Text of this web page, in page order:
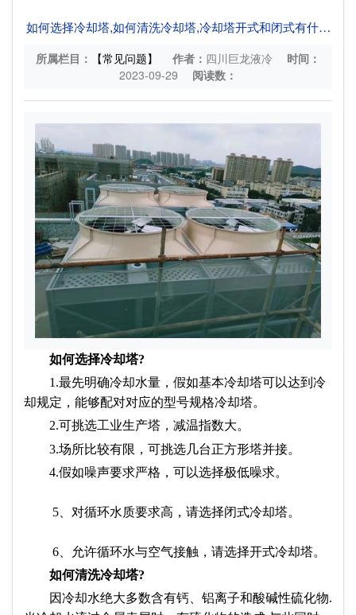
如何选择冷却塔,如何清洗冷却塔,冷却塔开式和闭式有什么
所属栏目： 【常见问题】 作者： 四川巨龙液冷
时间：
2023-09-29
阅读数：
如何选择冷却塔?
1.最先明确冷却水量，假如基本冷却塔可以达到冷
却规定，能够配对对应的型号规格冷却塔。
2.可挑选工业生产塔，减温指数大。
3.场所比较有限，可挑选几台正方形塔并接。
4.假如噪声要求严格，可以选择极低噪求。
5、对循环水质要求高，请选择闭式冷却塔。
6、允许循环水与空气接触，请选择开式冷却塔。
如何清洗冷却塔?
因冷却水绝大多数含有钙、铝离子和酸碱性硫化物.